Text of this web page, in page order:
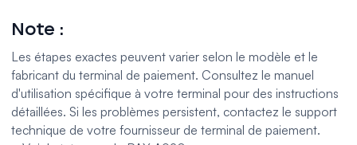
Note :
Les étapes exactes peuvent varier selon le modèle et le
fabricant du terminal de paiement. Consultez le manuel
d'utilisation spécifique à votre terminal pour des instructions
détaillées. Si les problèmes persistent, contactez le support
technique de votre fournisseur de terminal de paiement.